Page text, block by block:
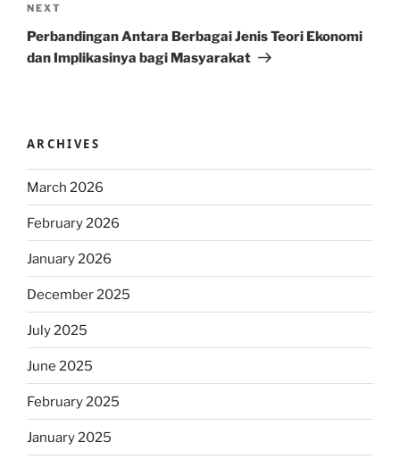
Next
Post
NEXT
Perbandingan Antara Berbagai Jenis Teori Ekonomi
dan Implikasinya bagi Masyarakat
ARCHIVES
March 2026
February 2026
January 2026
December 2025
July 2025
June 2025
February 2025
January 2025